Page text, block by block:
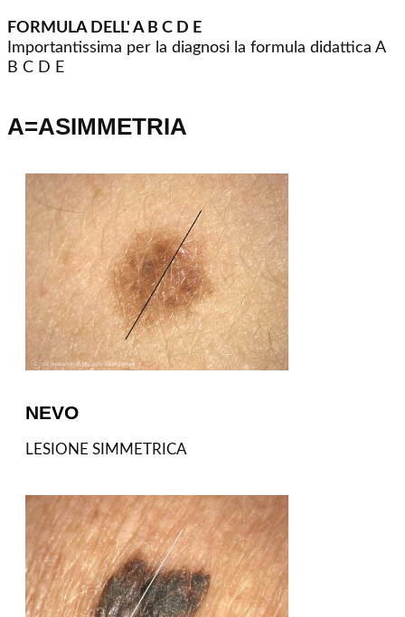
FORMULA DELL' A B C D E
Importantissima per la diagnosi la formula didattica A
B C D E
A=ASIMMETRIA
NEVO
LESIONE SIMMETRICA